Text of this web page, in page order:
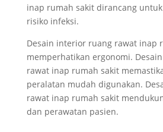
inap rumah sakit dirancang
risiko infeksi.
Desain interior ruang rawat inap
memperhatikan ergonomi.
rawat inap rumah sakit
peralatan mudah digunakan.
rawat inap rumah sakit
dan perawatan pasien.